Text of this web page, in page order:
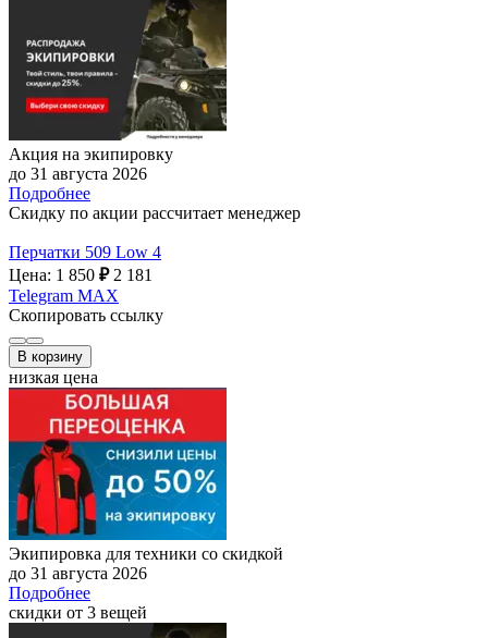
Акция на экипировку
до 31 августа 2026
Подробнее
Скидку по акции рассчитает менеджер
Перчатки 509 Low 4
Цена: 1 850 ₽ 2 181
Telegram MAX
Скопировать ссылку
В корзину
низкая цена
Экипировка для техники со скидкой
до 31 августа 2026
Подробнее
скидки от 3 вещей